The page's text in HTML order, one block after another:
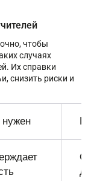
чтобы
случаях
Их справки
снизить риски и